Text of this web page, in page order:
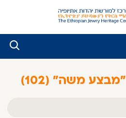
"מבצע משה" (102)